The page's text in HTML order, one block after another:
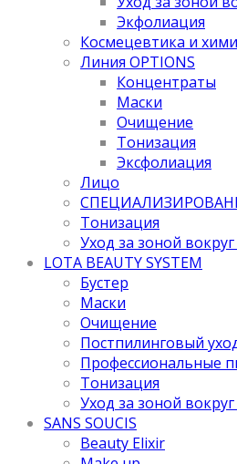
Экфолиация
Космецевтика и
Линия OPTIONS
Концентраты
Маски
Очищение
Тонизация
Эксфолиация
Лицо
Тонизация
Уход за зоной вокруг
LOTA BEAUTY SYSTEM
Бустер
Маски
Очищение
Постпилинговый
Профессиональные
Тонизация
Уход за зоной вокруг
SANS SOUCIS
Beauty Elixir